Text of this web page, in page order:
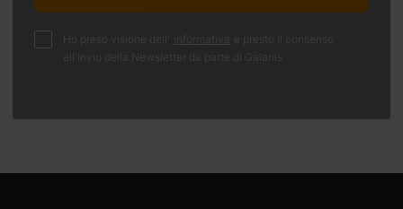
Ho preso visione dell' informativa
e presto il consenso
all'invio della Newsletter da parte di Galanis